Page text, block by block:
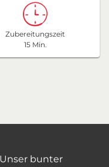
Zubereitungszeit
15 Min.
bunter